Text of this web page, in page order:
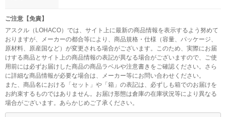
ご注意【免責】
アスクル（LOHACO）では、サイト上に最新の商品情報を表示するよう努めて
おりますが、メーカーの都合等により、商品規格・仕様（容量、パッケージ、
原材料、原産国など）が変更される場合がございます。このため、実際にお届
けする商品とサイト上の商品情報の表記が異なる場合がございますので、ご使
用前には必ずお届けした商品の商品ラベルや注意書きをご確認ください。さら
に詳細な商品情報が必要な場合は、メーカー等にお問い合わせください。
また、商品名における「セット」や「箱」の表記は、必ずしも箱でのお届けを
お約束するものではありません。お届け形態は倉庫の在庫状況等により異なる
場合がございます。あらかじめご了承ください。